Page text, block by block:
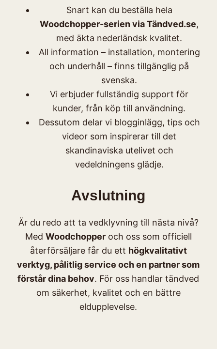
Snart kan du beställa hela
Woodchopper-serien via Tändved.se,
med äkta nederländsk kvalitet.
All information – installation, montering
och underhåll – finns tillgänglig på
svenska.
Vi erbjuder fullständig support för
kunder, från köp till användning.
Dessutom delar vi blogginlägg, tips och
videor som inspirerar till det
skandinaviska utelivet och
vedeldningens glädje.
Avslutning
Är du redo att ta vedklyvning till nästa nivå?
Med Woodchopperoch oss som officiell
återförsäljare får du ett högkvalitativt
verktyg, pålitlig service och en partner som
förstår dina behov. För oss handlar tändved
om säkerhet, kvalitet och en bättre
eldupplevelse.